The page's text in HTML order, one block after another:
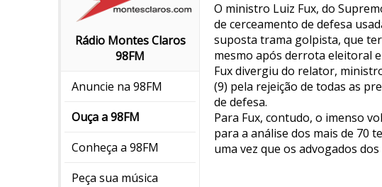
Rádio Montes Claros
98FM
Anuncie na 98FM
Ouça a 98FM
Conheça a 98FM
Peça sua música
O ministro Luiz Fux, do
de cerceamento de defesa
suposta trama golpista, que
mesmo após derrota eleitoral
Fux divergiu do relator,
(9) pela rejeição de todas as
de defesa.
Para Fux, contudo, o imenso
para a análise dos mais de 70
uma vez que os advogados